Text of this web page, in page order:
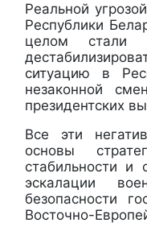
Реальной
Республики
целом стали
ситуацию в
незаконной
президентских
Все эти
основы
стабильности и
эскалации
безопасности
Восточно-